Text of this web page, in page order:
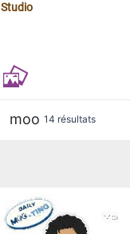
Studio
moo 14 résultats